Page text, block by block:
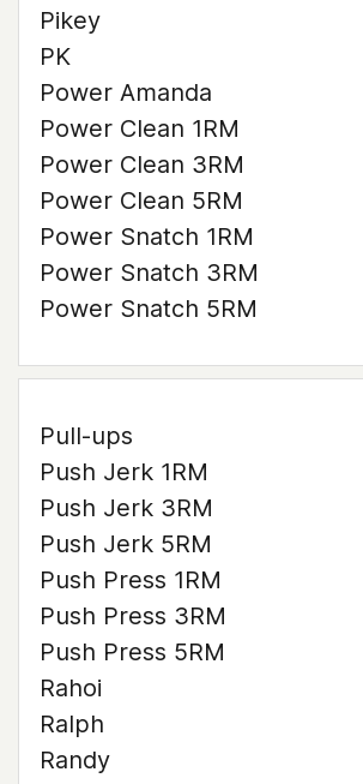
Pikey
PK
Power Amanda
Power Clean 1RM
Power Clean 3RM
Power Clean 5RM
Power Snatch 1RM
Power Snatch 3RM
Power Snatch 5RM
Pull-ups
Push Jerk 1RM
Push Jerk 3RM
Push Jerk 5RM
Push Press 1RM
Push Press 3RM
Push Press 5RM
Rahoi
Ralph
Randy